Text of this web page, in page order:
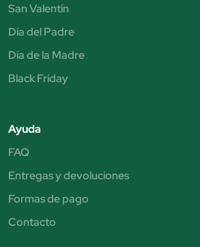
San Valentín
Día del Padre
Día de la Madre
Black Friday
Ayuda
FAQ
Entregas y devoluciones
Formas de pago
Contacto